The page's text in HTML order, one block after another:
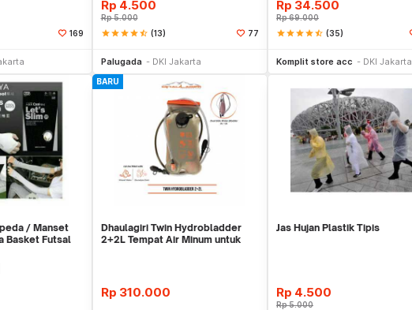
169
Rp 4.500
Rp5.000
starstarstarstarstar_half (13) 77
Palugada DKI Jakarta
Rp 34.500
Rp69.000
starstarstarstarstar_half (35)
Komplit store acc DKI Jakarta
/ Manset
Basket Futsal
BARU
Dhaulagiri Twin Hydrobladder
2+2L Tempat Air Minum untuk
Rp 310.000
Jas Hujan Plastik Tipis
Rp 4.500
Rp5.000